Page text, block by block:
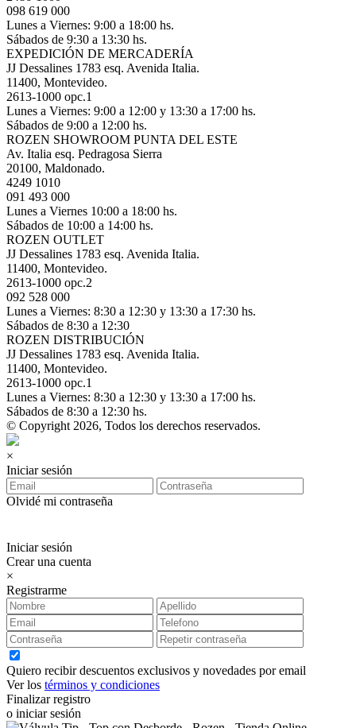
098 619 000
Lunes a Viernes: 9:00 a 18:00 hs.
Sábados de 9:30 a 13:30 hs.
EXPEDICIÓN DE MERCADERÍA
JJ Dessalines 1783 esq. Avenida Italia.
11400, Montevideo.
2613-1000 opc.1
Lunes a Viernes: 9:00 a 12:00 y 13:30 a 17:00 hs.
Sábados de 9:00 a 12:00 hs.
ROZEN SHOWROOM PUNTA DEL ESTE
Av. Italia esq. Pedragosa Sierra
20100, Maldonado.
4249 1010
091 493 000
Lunes a Viernes 10:00 a 18:00 hs.
Sábados de 10:00 a 14:00 hs.
ROZEN OUTLET
JJ Dessalines 1783 esq. Avenida Italia.
11400, Montevideo.
2613-1000 opc.2
092 528 000
Lunes a Viernes: 8:30 a 12:30 y 13:30 a 17:30 hs.
Sábados de 8:30 a 12:30
ROZEN DISTRIBUCIÓN
JJ Dessalines 1783 esq. Avenida Italia.
11400, Montevideo.
2613-1000 opc.1
Lunes a Viernes: 8:30 a 12:30 y 13:30 a 17:00 hs.
Sábados de 8:30 a 12:30 hs.
© Copyright 2026, Todos los derechos reservados.
×
Iniciar sesión
Olvidé mi contraseña
Iniciar sesión
Crear una cuenta
×
Registrarme
Quiero recibir descuentos exclusivos y novedades por email
Ver los términos y condiciones
Finalizar registro
o iniciar sesión